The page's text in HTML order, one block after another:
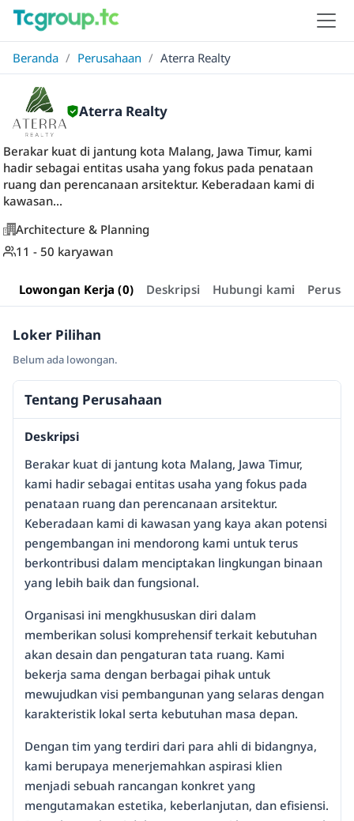
Beranda / Perusahaan / Aterra Realty
Aterra Realty
Berakar kuat di jantung kota Malang, Jawa Timur, kami
hadir sebagai entitas usaha yang fokus pada penataan
ruang dan perencanaan arsitektur. Keberadaan kami di
kawasan...
Architecture & Planning
11 - 50 karyawan
Lowongan Kerja (0) Deskripsi Hubungi kami
Loker Pilihan
Belum ada lowongan.
Tentang Perusahaan
Deskripsi
Berakar kuat di jantung kota Malang, Jawa Timur,
kami hadir sebagai entitas usaha yang fokus pada
penataan ruang dan perencanaan arsitektur.
Keberadaan kami di kawasan yang kaya akan potensi
pengembangan ini mendorong kami untuk terus
berkontribusi dalam menciptakan lingkungan binaan
yang lebih baik dan fungsional.
Organisasi ini mengkhususkan diri dalam
memberikan solusi komprehensif terkait kebutuhan
akan desain dan pengaturan tata ruang. Kami
bekerja sama dengan berbagai pihak untuk
mewujudkan visi pembangunan yang selaras dengan
karakteristik lokal serta kebutuhan masa depan.
Dengan tim yang terdiri dari para ahli di bidangnya,
kami berupaya menerjemahkan aspirasi klien
menjadi sebuah rancangan konkret yang
mengutamakan estetika, keberlanjutan, dan efisiensi.